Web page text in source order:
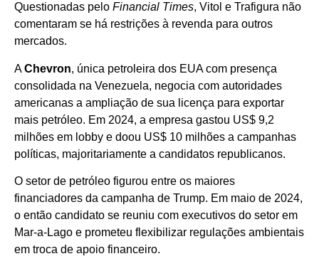
Questionadas pelo Financial Times, Vitol e Trafigura não
comentaram se há restrições à revenda para outros
mercados.
AChevron, única petroleira dos EUA com presença
consolidada na Venezuela, negocia com autoridades
americanas a ampliação de sua licença para exportar
mais petróleo. Em 2024, a empresa gastou US$ 9,2
milhões em lobby e doou US$ 10 milhões a campanhas
políticas, majoritariamente a candidatos republicanos.
O setor de petróleo figurou entre os maiores
financiadores da campanha de Trump. Em maio de 2024,
o então candidato se reuniu com executivos do setor em
Mar-a-Lago e prometeu flexibilizar regulações ambientais
em troca de apoio financeiro.